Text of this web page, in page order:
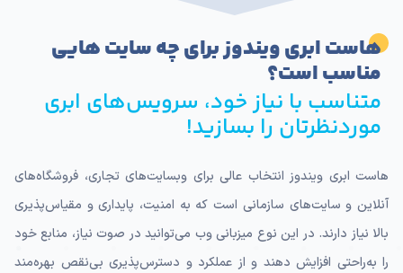
هاست ابری ویندوز برای چه سایت هایی
مناسب است؟
متناسب با نیاز خود، سرویس‌های ابری
موردنظرتان را بسازید!
هاست ابری ویندوز انتخاب عالی برای وبسایت‌های تجاری، فروشگاه‌های
آنلاین و سایت‌های سازمانی است که به امنیت، پایداری و مقیاس‌پذیری
بالا نیاز دارند. در این نوع میزبانی وب می‌توانید در صوت نیاز، منابع خود
را به‌راحتی افزایش دهند و از عملکرد و دسترس‌پذیری بی‌نقص بهره‌مند